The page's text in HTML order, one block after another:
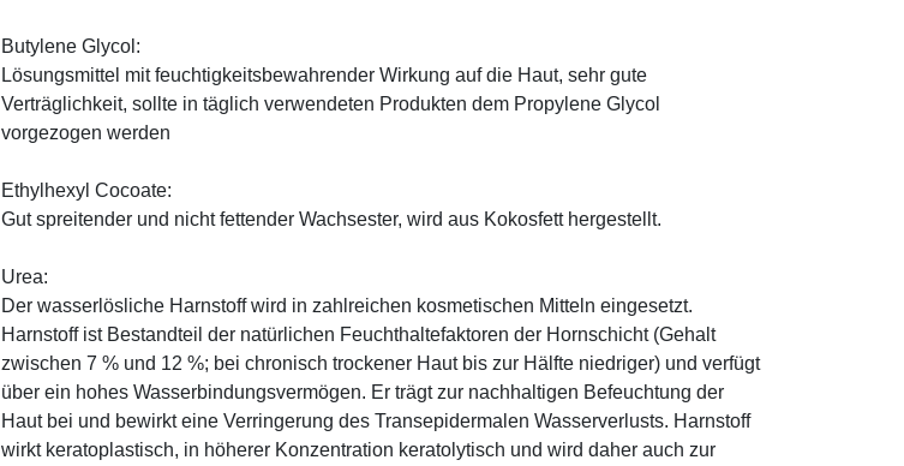
Butylene Glycol:
Lösungsmittel mit feuchtigkeitsbewahrender Wirkung auf die Haut, sehr gute
Verträglichkeit, sollte in täglich verwendeten Produkten dem Propylene Glycol
vorgezogen werden
Ethylhexyl Cocoate:
Gut spreitender und nicht fettender Wachsester, wird aus Kokosfett hergestellt.
Urea:
Der wasserlösliche Harnstoff wird in zahlreichen kosmetischen Mitteln eingesetzt.
Harnstoff ist Bestandteil der natürlichen Feuchthaltefaktoren der Hornschicht (Gehalt
zwischen 7 % und 12 %; bei chronisch trockener Haut bis zur Hälfte niedriger) und verfügt
über ein hohes Wasserbindungsvermögen. Er trägt zur nachhaltigen Befeuchtung der
Haut bei und bewirkt eine Verringerung des Transepidermalen Wasserverlusts. Harnstoff
wirkt keratoplastisch, in höherer Konzentration keratolytisch und wird daher auch zur